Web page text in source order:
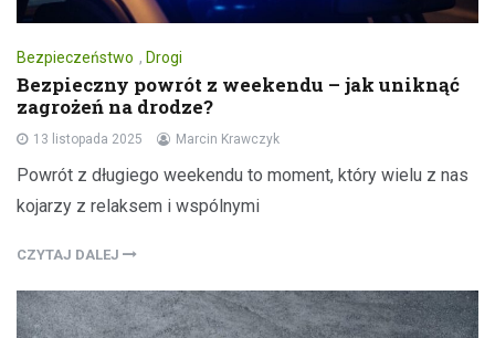
Bezpieczeństwo , Drogi
Bezpieczny powrót z weekendu – jak uniknąć
zagrożeń na drodze?
13 listopada 2025 Marcin Krawczyk
Powrót z długiego weekendu to moment, który wielu z nas
kojarzy z relaksem i wspólnymi
CZYTAJ DALEJ